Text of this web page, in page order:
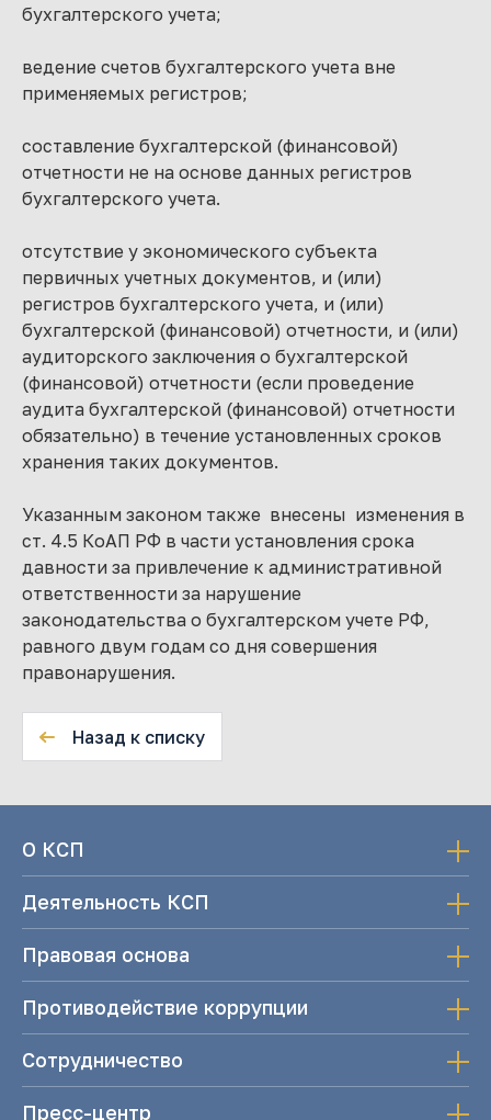
бухгалтерского учета;
ведение счетов бухгалтерского учета вне
применяемых регистров;
составление бухгалтерской (финансовой)
отчетности не на основе данных регистров
бухгалтерского учета.
отсутствие у экономического субъекта
первичных учетных документов, и (или)
регистров бухгалтерского учета, и (или)
бухгалтерской (финансовой) отчетности, и (или)
аудиторского заключения о бухгалтерской
(финансовой) отчетности (если проведение
аудита бухгалтерской (финансовой) отчетности
обязательно) в течение установленных сроков
хранения таких документов.
Указанным законом также внесены изменения в
ст. 4.5 КоАП РФ в части установления срока
давности за привлечение к административной
ответственности за нарушение
законодательства о бухгалтерском учете РФ,
равного двум годам со дня совершения
правонарушения.
Назад к списку
О КСП
Деятельность КСП
Правовая основа
Противодействие коррупции
Сотрудничество
Пресс-центр